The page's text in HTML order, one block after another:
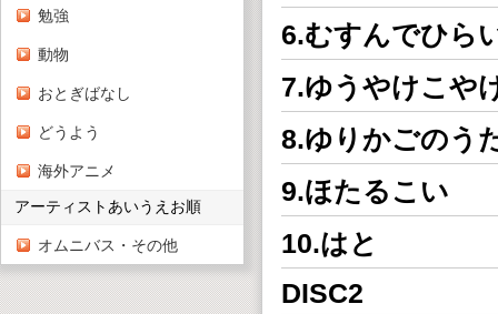
勉強
動物
おとぎばなし
どうよう
海外アニメ
アーティストあいうえお順
オムニバス・その他
6.むすんでひら
7.ゆうやけこや
8.ゆりかごのう
9.ほたるこい
10.はと
DISC2